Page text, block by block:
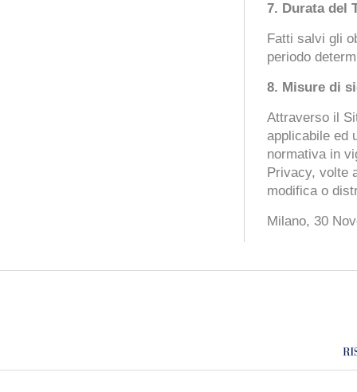
7. Durata del
Fatti salvi gli
periodo
8. Misure di
Attraverso il
applicabile ed
normativa in
Privacy, volte
modifica o
Milano, 30